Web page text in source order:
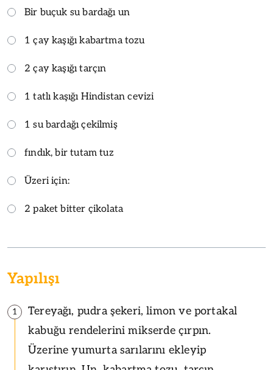
Bir buçuk su bardağı un
1 çay kaşığı kabartma tozu
2 çay kaşığı tarçın
1 tatlı kaşığı Hindistan cevizi
1 su bardağı çekilmiş
fındık, bir tutam tuz
Üzeri için:
2 paket bitter çikolata
Yapılışı
1
Tereyağı, pudra şekeri, limon ve portakal
kabuğu rendelerini mikserde çırpın.
Üzerine yumurta sarılarını ekleyip